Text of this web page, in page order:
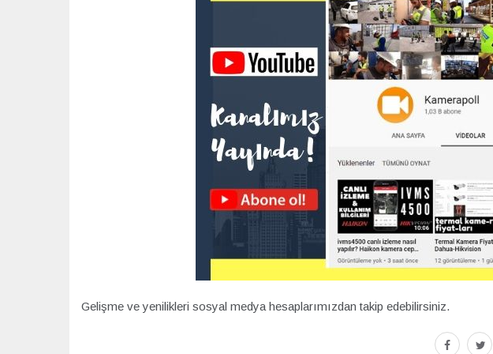
Gelişme ve yenilikleri sosyal medya hesaplarımızdan takip edebilirsiniz.
facebook
twitter